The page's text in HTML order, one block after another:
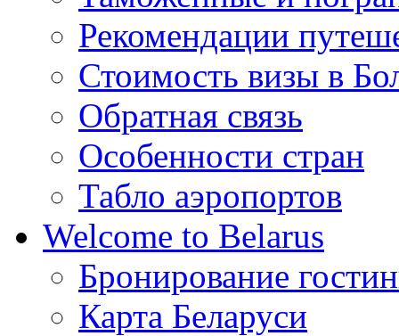
Рекомендации
Стоимость визы в
Обратная связь
Особенности стран
Табло аэропортов
Welcome to Belarus
Бронирование
Карта Беларуси